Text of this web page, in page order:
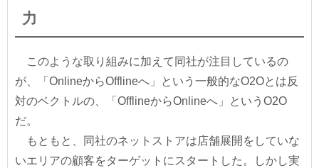
力
このような取り組みに加えて同社が注目しているの
が、「OnlineからOfflineへ」という一般的なO2Oとは反
対のベクトルの、「OfflineからOnlineへ」というO2O
だ。
もともと、同社のネットストアは店舗展開をしていな
いエリアの顧客をターゲットにスタートした。しかし実